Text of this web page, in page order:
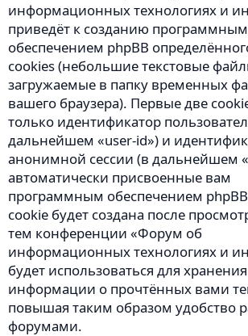
информационных технологиях и
приведёт к созданию программным
обеспечением phpBB
cookies (небольшие текстовые
загружаемые в папку временных
вашего браузера). Первые две
только идентификатор
дальнейшем «user-id») и
анонимной сессии (в дальнейшем
автоматически присвоенные вам
программным обеспечением
cookie будет создана после
тем конференции «Форум об
информационных технологиях и
будет использоваться для хранения
информации о прочтённых вами
повышая таким образом удобство
форумами.